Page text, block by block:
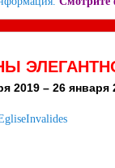
2019 – 26